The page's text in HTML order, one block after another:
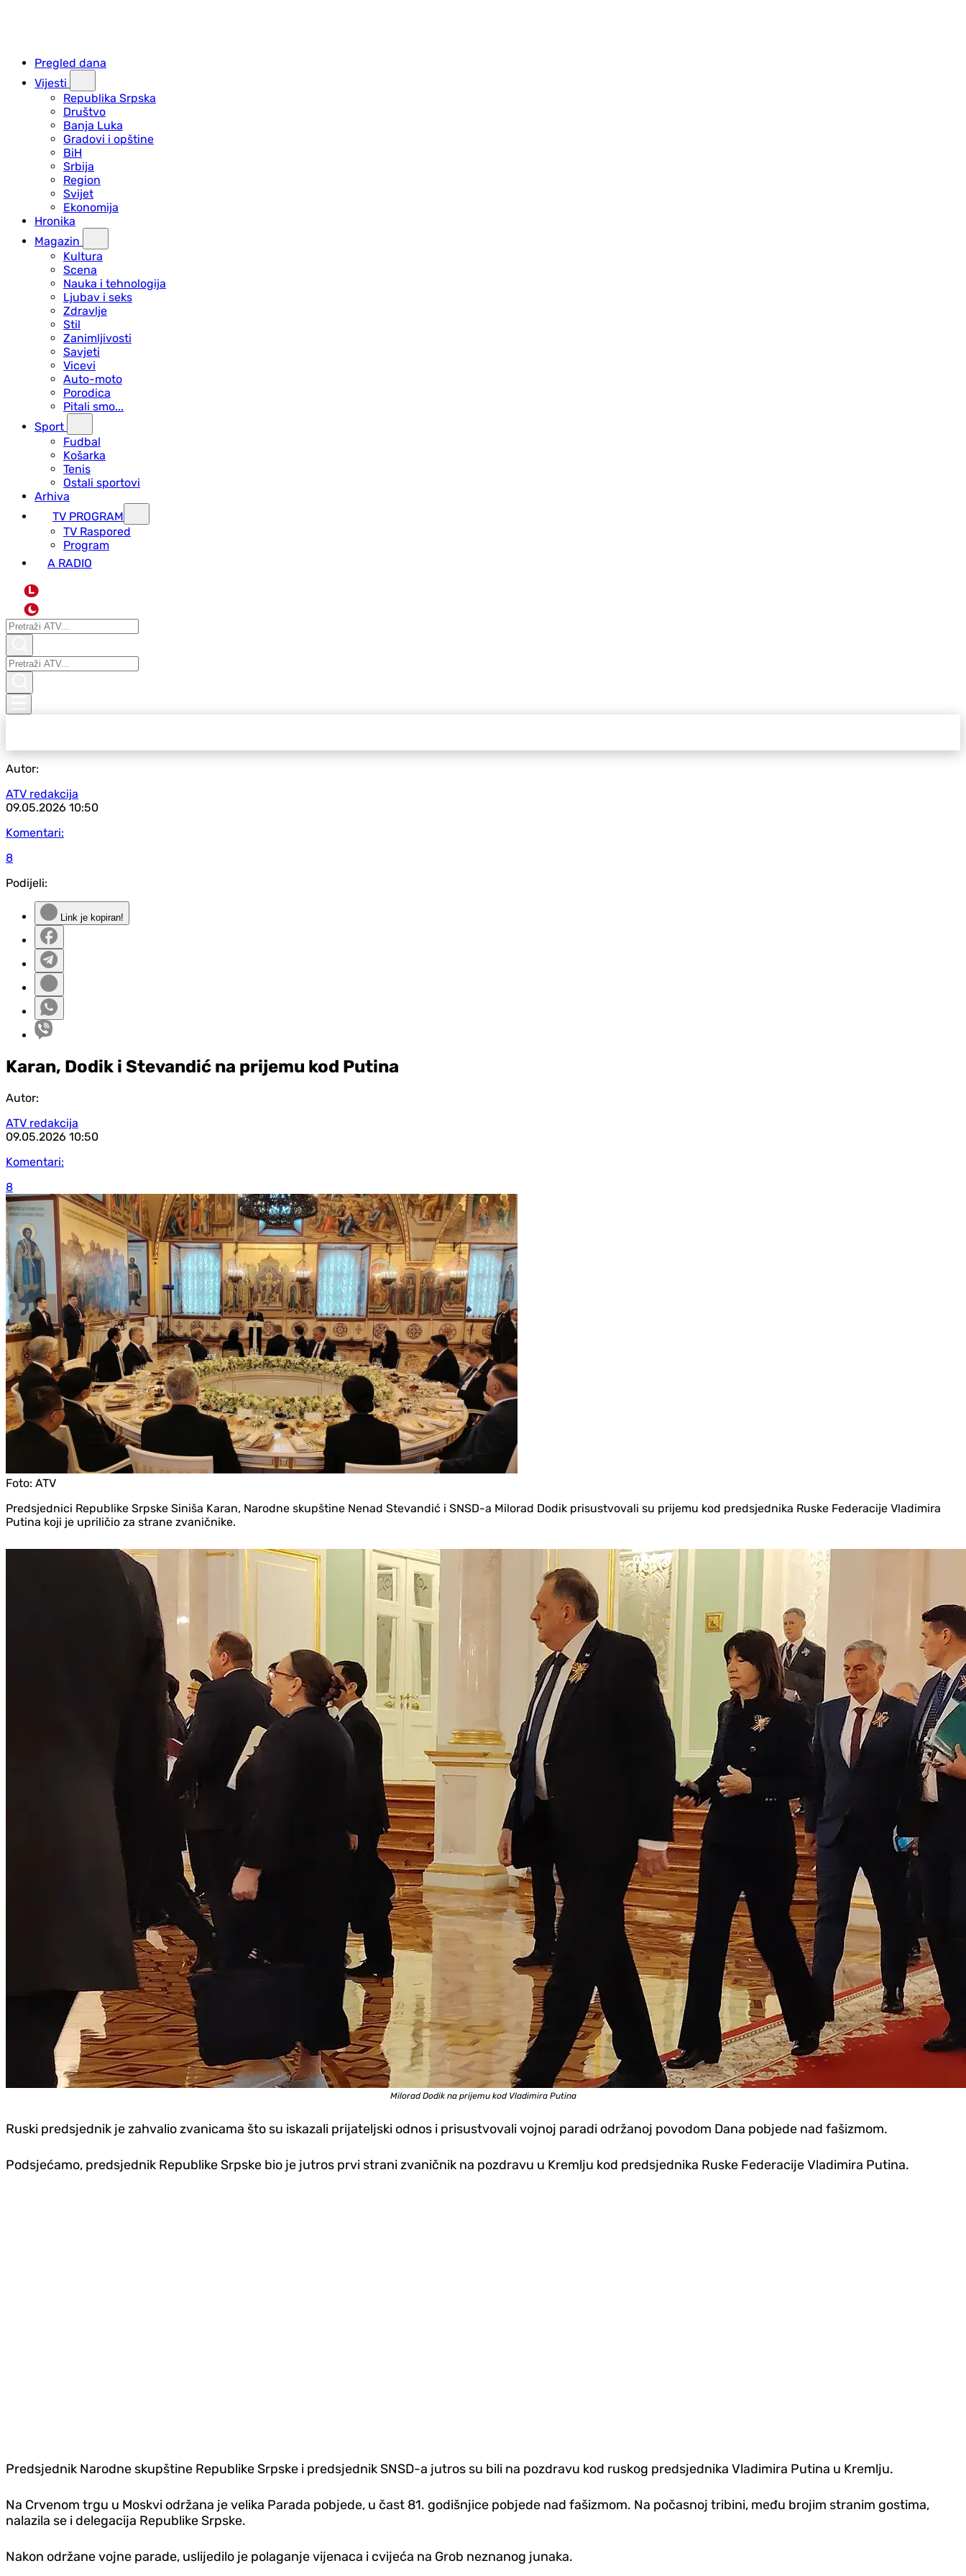
Pregled dana
Vijesti
Republika Srpska
Društvo
Banja Luka
Gradovi i opštine
BiH
Srbija
Region
Svijet
Ekonomija
Hronika
Magazin
Kultura
Scena
Nauka i tehnologija
Ljubav i seks
Zdravlje
Stil
Zanimljivosti
Savjeti
Vicevi
Auto-moto
Porodica
Pitali smo...
Sport
Fudbal
Košarka
Tenis
Ostali sportovi
Arhiva
TV PROGRAM
ТV Raspored
Program
A RADIO
L
Autor:
ATV redakcija
09.05.2026 10:50
Komentari:
8
Podijeli:
Link je kopiran!
Karan, Dodik i Stevandić na prijemu kod Putina
Autor:
ATV redakcija
09.05.2026 10:50
Komentari:
8
Foto: ATV
Predsjednici Republike Srpske Siniša Karan, Narodne skupštine Nenad Stevandić i SNSD-a Milorad Dodik prisustvovali su prijemu kod predsjednika Ruske Federacije Vladimira
Putina koji je upriličio za strane zvaničnike.
Milorad Dodik na prijemu kod Vladimira Putina
Ruski predsjednik je zahvalio zvanicama što su iskazali prijateljski odnos i prisustvovali vojnoj paradi održanoj povodom Dana pobjede nad fašizmom.
Podsjećamo, predsjednik Republike Srpske bio je jutros prvi strani zvaničnik na pozdravu u Kremlju kod predsjednika Ruske Federacije Vladimira Putina.
Predsjednik Narodne skupštine Republike Srpske i predsjednik SNSD-a jutros su bili na pozdravu kod ruskog predsjednika Vladimira Putina u Kremlju.
Na Crvenom trgu u Moskvi održana je velika Parada pobjede, u čast 81. godišnjice pobjede nad fašizmom. Na počasnoj tribini, među brojim stranim gostima,
nalazila se i delegacija Republike Srpske.
Nakon održane vojne parade, uslijedilo je polaganje vijenaca i cvijeća na Grob neznanog junaka.